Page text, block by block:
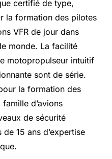
certifié de type,
la formation des pilotes
VFR de jour dans
monde. La facilité
motopropulseur intuitif
sont de série.
la formation des
d’avions
de sécurité
15 ans d’expertise